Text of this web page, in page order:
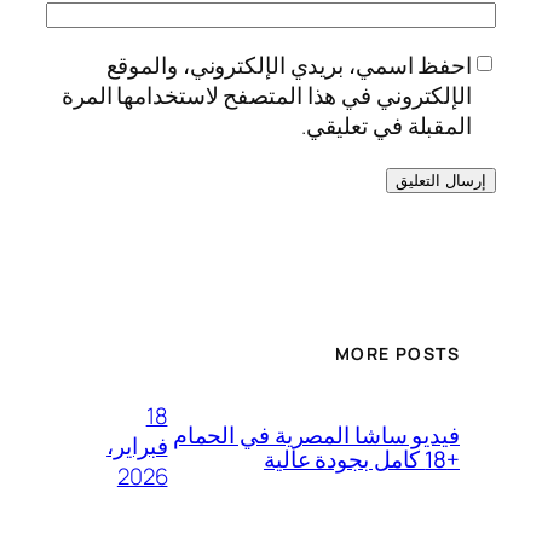
احفظ اسمي، بريدي الإلكتروني، والموقع
الإلكتروني في هذا المتصفح لاستخدامها المرة
المقبلة في تعليقي.
MORE POSTS
فيديو ساشا المصرية في الحمام
+18 كامل بجودة عالية
18
فبراير،
2026